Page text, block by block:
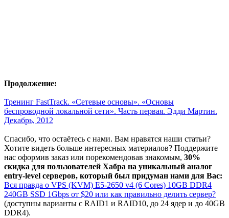
Продолжение:
Тренинг FastTrack. «Сетевые основы». «Основы
беспроводной локальной сети». Часть первая. Эдди Мартин.
Декабрь, 2012
Спасибо, что остаётесь с нами. Вам нравятся наши статьи?
Хотите видеть больше интересных материалов? Поддержите
нас оформив заказ или порекомендовав знакомым, 30%
скидка для пользователей Хабра на уникальный аналог
entry-level серверов, который был придуман нами для Вас:
Вся правда о VPS (KVM) E5-2650 v4 (6 Cores) 10GB DDR4
240GB SSD 1Gbps от $20 или как правильно делить сервер?
(доступны варианты с RAID1 и RAID10, до 24 ядер и до 40GB
DDR4).